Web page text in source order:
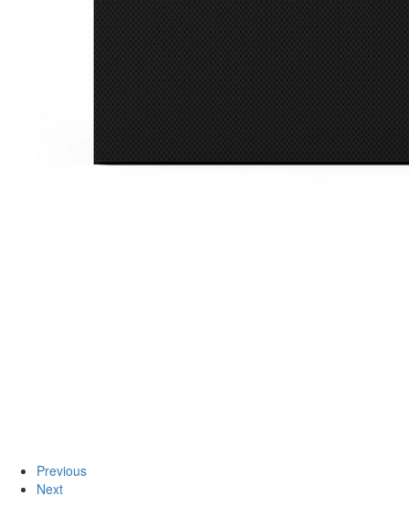
Previous
Next